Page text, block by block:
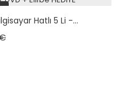
Hatlı 5 Li -...
Prix